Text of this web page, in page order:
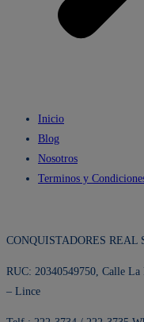
Inicio
Blog
Nosotros
Terminos y
CONQUISTADORES REAL
RUC: 20340549750, Calle
– Lince